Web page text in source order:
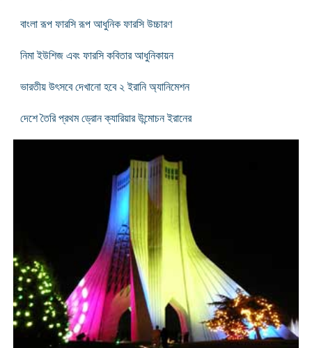
বাংলা রূপ ফারসি রূপ আধুনিক ফারসি উচ্চারণ
নিমা ইউশিজ এবং ফারসি কবিতার আধুনিকায়ন
ভারতীয় উৎসবে দেখানো হবে ২ ইরানি অ্যানিমেশন
দেশে তৈরি প্রথম ড্রোন ক্যারিয়ার উন্মোচন ইরানের